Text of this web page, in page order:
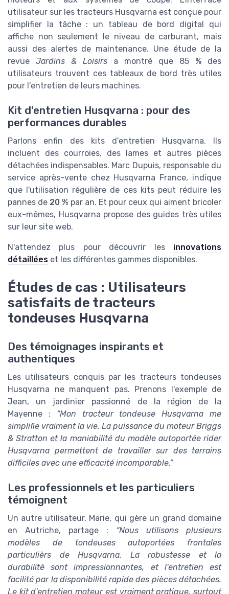
utilisateur sur les tracteurs Husqvarna est conçue pour
simplifier la tâche : un tableau de bord digital qui
affiche non seulement le niveau de carburant, mais
aussi des alertes de maintenance. Une étude de la
revue Jardins & Loisirs a montré que 85 % des
utilisateurs trouvent ces tableaux de bord très utiles
pour l'entretien de leurs machines.
Kit d'entretien Husqvarna : pour des
performances durables
Parlons enfin des kits d'entretien Husqvarna. Ils
incluent des courroies, des lames et autres pièces
détachées indispensables. Marc Dupuis, responsable du
service après-vente chez Husqvarna France, indique
que l'utilisation régulière de ces kits peut réduire les
pannes de 20 % par an. Et pour ceux qui aiment bricoler
eux-mêmes, Husqvarna propose des guides très utiles
sur leur site web.
N'attendez plus pour découvrir les innovations
détaillées et les différentes gammes disponibles.
Études de cas : Utilisateurs
satisfaits de tracteurs
tondeuses Husqvarna
Des témoignages inspirants et
authentiques
Les utilisateurs conquis par les tracteurs tondeuses
Husqvarna ne manquent pas. Prenons l'exemple de
Jean, un jardinier passionné de la région de la
Mayenne : “Mon tracteur tondeuse Husqvarna me
simplifie vraiment la vie. La puissance du moteur Briggs
& Stratton et la maniabilité du modèle autoportée rider
Husqvarna permettent de travailler sur des terrains
difficiles avec une efficacité incomparable.”
Les professionnels et les particuliers
témoignent
Un autre utilisateur, Marie, qui gère un grand domaine
en Autriche, partage : “Nous utilisons plusieurs
modèles de tondeuses autoportées frontales
particulièrs de Husqvarna. La robustesse et la
durabilité sont impressionnantes, et l'entretien est
facilité par la disponibilité rapide des pièces détachées.
Le kit d'entretien moteur est vraiment pratique, surtout